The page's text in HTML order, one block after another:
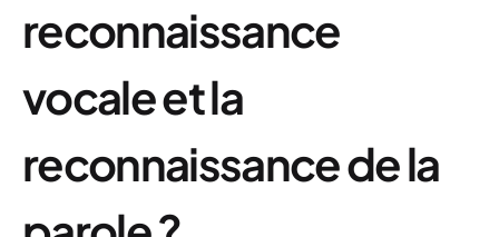
reconnaissance
vocale et la
reconnaissance de la